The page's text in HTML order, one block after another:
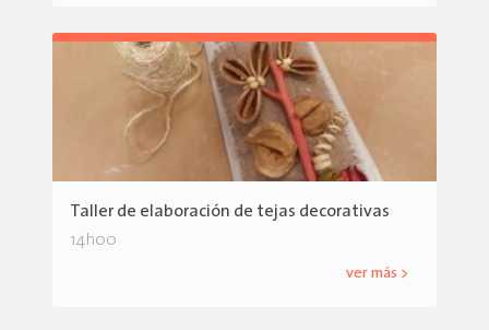
Taller de elaboración de tejas decorativas
14h00
ver más >